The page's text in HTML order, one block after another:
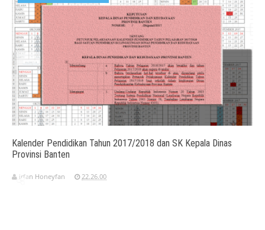
Kalender Pendidikan Tahun 2017/2018 dan SK Kepala Dinas
Provinsi Banten
irfan Honeyfan 22.26.00